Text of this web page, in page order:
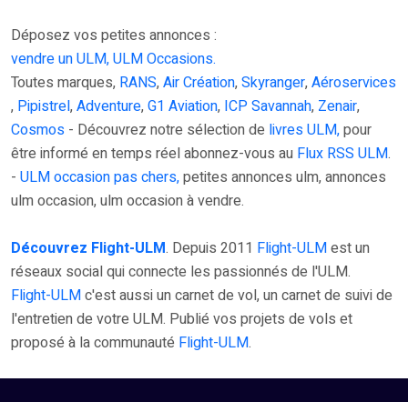
Déposez vos petites annonces :
vendre un ULM, ULM Occasions.
Toutes marques, RANS,Air Création,Skyranger,Aéroservices
, Pipistrel,Adventure,G1 Aviation, ICP Savannah, Zenair,
Cosmos - Découvrez notre sélection de livres ULM,pour
être informé en temps réel abonnez-vous au Flux RSS ULM.
- ULM occasion pas chers,petites annonces ulm, annonces
ulm occasion, ulm occasion à vendre.
Découvrez Flight-ULM. Depuis 2011 Flight-ULMest un
réseaux social qui connecte les passionnés de l'ULM.
Flight-ULMc'est aussi un carnet de vol, un carnet de suivi de
l'entretien de votre ULM. Publié vos projets de vols et
proposé à la communauté Flight-ULM.